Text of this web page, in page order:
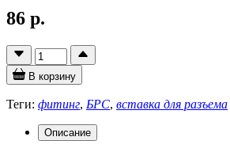
86 р.
В корзину
Теги: фитинг, БРС, вставка для разъема
Описание